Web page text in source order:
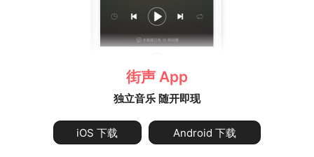
街声 App
独立音乐 随开即现
iOS 下载 Android 下载